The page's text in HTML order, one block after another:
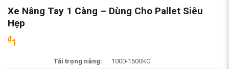
Xe Nâng Tay 1 Càng – Dùng Cho Pallet Siêu
Hẹp
₫1
Tải trọng nâng:
1000-1500KG